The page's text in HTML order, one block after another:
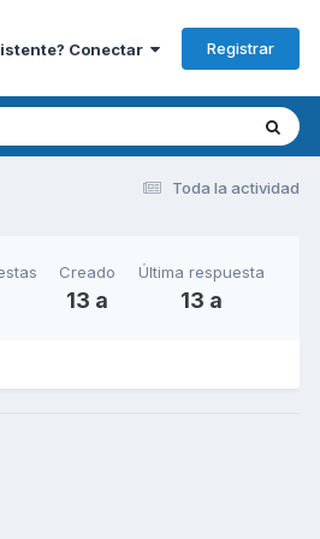
Conectar Registrar
Toda la actividad
Creado
13 a
Última respuesta
13 a